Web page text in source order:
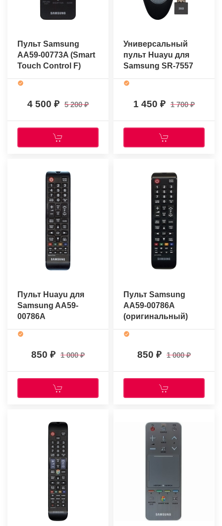
Пульт Samsung
AA59-00773A (Smart
Touch Control F)
(оригинальный)
4 500 5 200
Универсальный
пульт Huayu для
Samsung SR-7557
1 450 1 700
Пульт Huayu для
Samsung AA59-
00786A
850 1 000
Пульт Samsung
AA59-00786A
(оригинальный)
850 1 000